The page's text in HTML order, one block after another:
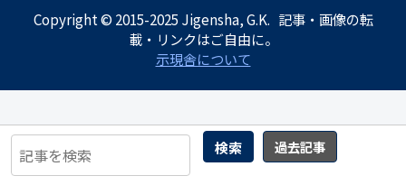
検索 過去記事
Copyright © 2015-2025 Jigensha, G.K. 記事・画像の転
載・リンクはご自由に。
示現舎について